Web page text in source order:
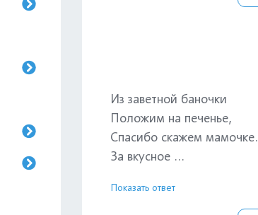
Из заветной баночки
Положим на печенье,
Спасибо скажем мамочке.
За вкусное ...
Показать ответ